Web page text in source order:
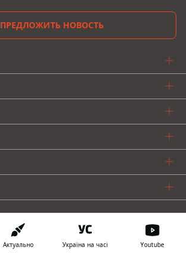
ПРЕДЛОЖИТЬ НОВОСТЬ
Актуально Україна на часі Youtube